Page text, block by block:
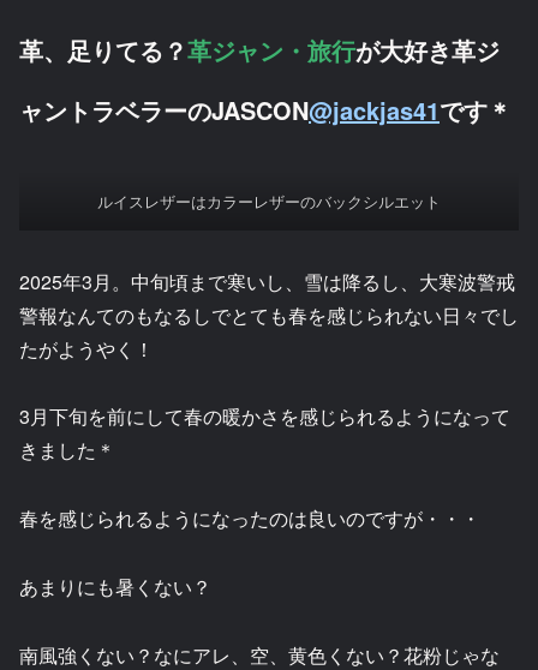
革、足りてる？革ジャン・旅行が大好き革ジ
ャントラベラーのJASCON@jackjas41です＊
ルイスレザーはカラーレザーのバックシルエット
2025年3月。中旬頃まで寒いし、雪は降るし、大寒波警戒
警報なんてのもなるしでとても春を感じられない日々でし
たがようやく！
3月下旬を前にして春の暖かさを感じられるようになって
きました＊
春を感じられるようになったのは良いのですが・・・
あまりにも暑くない？
南風強くない？なにアレ、空、黄色くない？花粉じゃな